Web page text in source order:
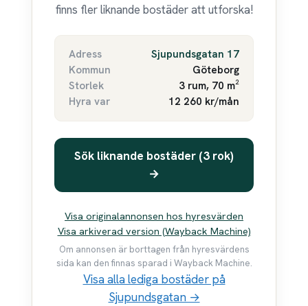
finns fler liknande bostäder att utforska!
Adress
Sjupundsgatan 17
Kommun
Göteborg
Storlek
3 rum, 70 m²
Hyra var
12 260 kr/mån
Sök liknande bostäder (3 rok)
→
Visa originalannonsen hos hyresvärden
Visa arkiverad version (Wayback Machine)
Om annonsen är borttagen från hyresvärdens
sida kan den finnas sparad i Wayback Machine.
Visa alla lediga bostäder på
Sjupundsgatan →